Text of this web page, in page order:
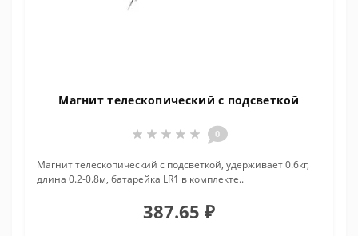
Магнит телескопический с подсветкой
0
Магнит телескопический с подсветкой, удерживает 0.6кг,
длина 0.2-0.8м, батарейка LR1 в комплекте..
387.65 ₽